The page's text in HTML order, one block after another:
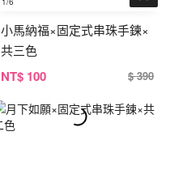
小馬納福×固定式串珠手鍊×
共三色
NT$ 100 $ 390